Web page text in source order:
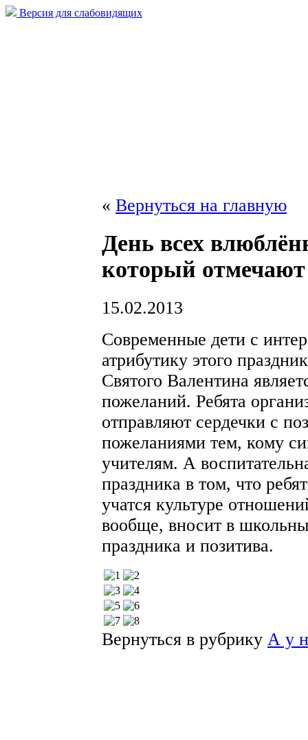
Версия для слабовидящих
« Вернуться на главную
День всех
который
15.02.2013
Современные дети с
атрибутику этого
Святого Валентина
пожеланий. Ребята
отправляют сердечки с
пожеланиями тем, кому
учителям. А
праздника в том, что
учатся культуре
вообще, вносит в
праздника и позитива.
Вернуться в рубрику А у